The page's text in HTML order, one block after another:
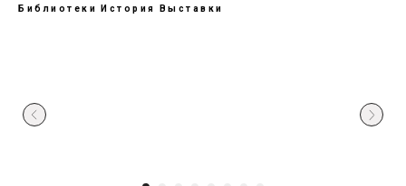
Библиотеки История Выставки